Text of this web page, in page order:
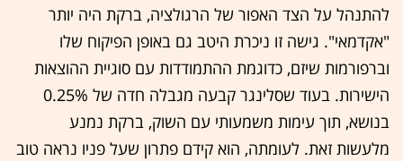
להתנהל על הצד האפור של הרגולציה, ברקת היה יותר
"אקדמאי". גישה זו ניכרת היטב גם באופן הפיקוח שלו
וברפורמות שיזם, כדוגמת ההתמודדות עם סוגיית ההוצאות
הישירות. בעוד שסלינגר קבעה מגבלה חדה של 0.25%
בנושא, תוך עימות משמעותי עם השוק, ברקת נמנע
מלעשות זאת. לעומתה, הוא קידם פתרון שעל פניו נראה טוב